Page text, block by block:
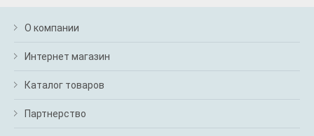
О компании
Интернет магазин
Каталог товаров
Партнерство